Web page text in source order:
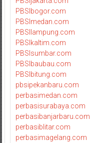
PBSIbogor.com
PBSImedan.com
PBSIlampung.com
PBSIkaltim.com
PBSIsumbar.com
PBSIbaubau.com
PBSIbitung.com
pbsipekanbaru.com
perbasimedan.com
perbasisurabaya.com
perbasibanjarbaru.com
perbasiblitar.com
perbasimagelang.com